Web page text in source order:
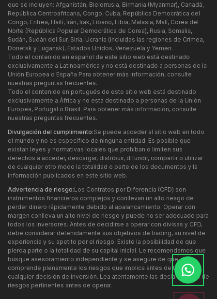
que se incluyen: Afganistán, Bielorrusia, Birmania (Myanmar), Canadá,
República Centroafricana, Congo, Cuba, República Democrática del
Congo, Eritrea, Haití, Irán, Irak, Líbano, Libia, Malasia, Malí, Corea del
Norte (República Popular Democrática de Corea), Rusia, Somalia,
Sudán, Sudán del Sur, Siria, Ucrania (incluidas las regiones de Crimea,
Donetsk y Lugansk), Estados Unidos, Venezuela y Yemen.
Todo el contenido en español de este sitio web está destinado
exclusivamente a Latinoamérica y no está destinado a personas de la
Unión Europea o España Para obtener más información, consulte
nuestras preguntas frecuentes.
Todo el contenido en portugués de este sitio web está destinado
exclusivamente a África y no está destinado a personas de la Unión
Europea, Portugal o Brasil. Para obtener más información, consulte
nuestras preguntas frecuentes.
Divulgación del cumplimiento:Se puede acceder al sitio web en todo
el mundo y no es específico de ninguna entidad. Es posible que
existan leyes y normativas locales que prohíban o limiten sus
derechos a acceder, descargar, distribuir, difundir, compartir o utilizar
de cualquier otro modo la totalidad o parte de los documentos y la
información publicados en este sitio web.
Advertencia de riesgo:Los Contratos por Diferencia (CFD) son
instrumentos financieros complejos y conllevan un alto riesgo de
perder dinero rápidamente debido al apalancamiento. Operar con
margen conlleva un alto nivel de riesgo y puede no ser adecuado para
todos los inversores. Antes de decidirse a operar con divisas y CFD,
debe considerar detenidamente sus objetivos de trading, su nivel de
experiencia y su apetito por el riesgo. Existe la posibilidad de que
pierda parte o la totalidad de su capital inicial. Le recomendamos que
busque asesoramiento independiente y se asegure de que
comprende plenamente los riesgos que implica antes de tomar
cualquier decisión de inversión. Lea atentamente las declaraciones de
riesgos pertinentes antes de operar.